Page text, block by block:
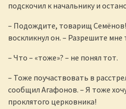
подскочил к начальнику и
– Подождите, товарищ
воскликнул он. – Разрешите мне
– Что – «тоже»? – не понял тот.
– Тоже поучаствовать в
сообщил Агафонов. – Я тоже
проклятого церковника!